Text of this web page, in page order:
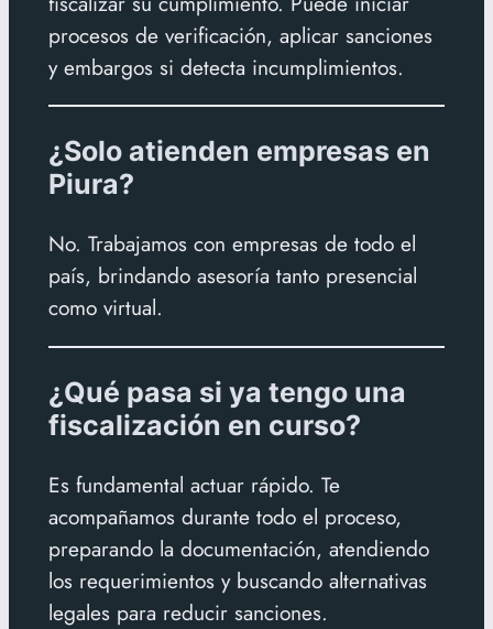
procesos de verificación, aplicar sanciones
y embargos si detecta incumplimientos.
¿Solo atienden empresas en
Piura?
No. Trabajamos con empresas de todo el
país, brindando asesoría tanto presencial
como virtual.
¿Qué pasa si ya tengo una
fiscalización en curso?
Es fundamental actuar rápido. Te
acompañamos durante todo el proceso,
preparando la documentación, atendiendo
los requerimientos y buscando alternativas
legales para reducir sanciones.